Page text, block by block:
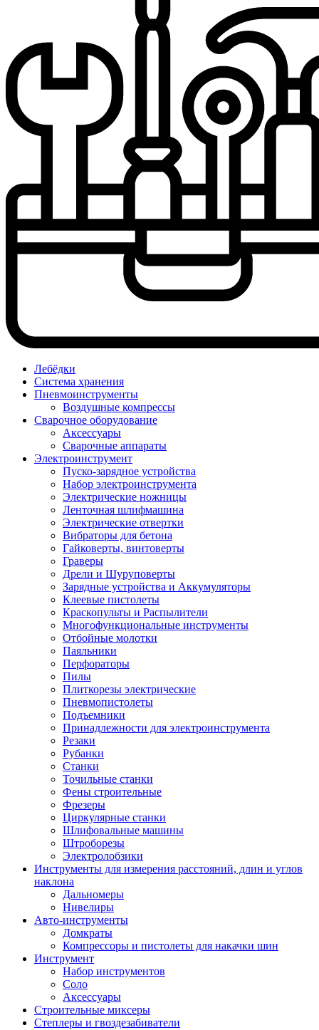
Лебёдки
Система хранения
Пневмоинструменты
Воздушные компрессы
Сварочное оборудование
Аксессуары
Сварочные аппараты
Электроинструмент
Пуско-зарядное устройства
Набор электроинструмента
Электрические ножницы
Ленточная шлифмашина
Электрические отвертки
Вибраторы для бетона
Гайковерты, винтоверты
Граверы
Дрели и Шуруповерты
Зарядные устройства и Аккумуляторы
Клеевые пистолеты
Краскопульты и Распылители
Многофункциональные инструменты
Отбойные молотки
Паяльники
Перфораторы
Пилы
Плиткорезы электрические
Пневмопистолеты
Подъемники
Принадлежности для электроинструмента
Резаки
Рубанки
Станки
Точильные станки
Фены строительные
Фрезеры
Циркулярные станки
Шлифовальные машины
Штроборезы
Электролобзики
Инструменты для измерения расстояний, длин и углов
наклона
Дальномеры
Нивелиры
Авто-инструменты
Домкраты
Компрессоры и пистолеты для накачки шин
Инструмент
Набор инструментов
Соло
Аксессуары
Строительные миксеры
Степлеры и гвоздезабиватели